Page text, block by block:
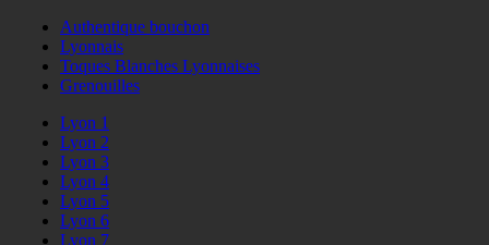
Authentique bouchon
Lyonnais
Toques Blanches Lyonnaises
Grenouilles
Lyon 1
Lyon 2
Lyon 3
Lyon 4
Lyon 5
Lyon 6
Lyon 7